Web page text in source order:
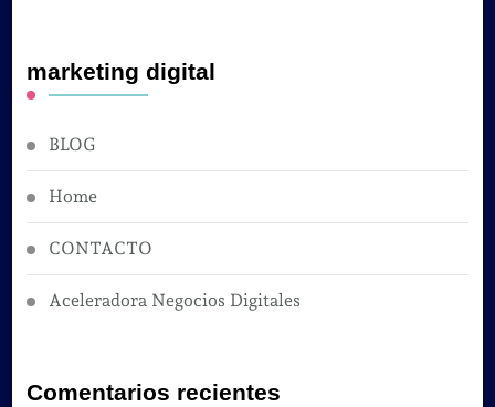
marketing digital
BLOG
Home
CONTACTO
Aceleradora Negocios Digitales
Comentarios recientes